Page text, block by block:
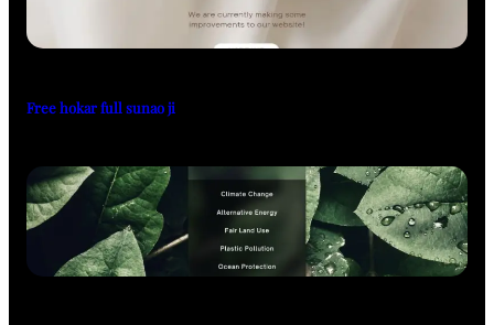
Free hokar full sunao ji